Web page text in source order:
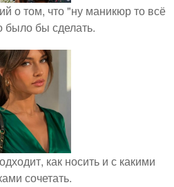
о том, что "ну маникюр то всё
было бы сделать.
как носить и с какими
сочетать.